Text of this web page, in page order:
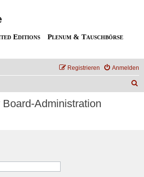
Editions
Plenum & Tauschbörse
Anmelden
Registrieren
Administration